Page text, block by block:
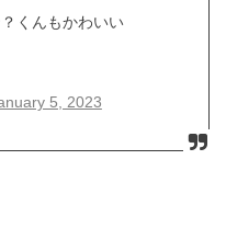
くんもかわいい
5, 2023